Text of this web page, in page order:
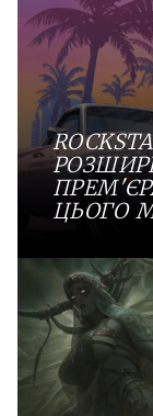
ЦЬОГО